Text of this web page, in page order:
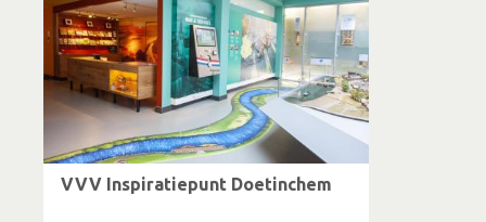
VVV Inspiratiepunt Doetinchem